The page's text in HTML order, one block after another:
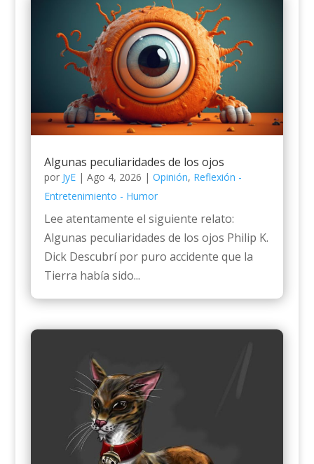
Algunas peculiaridades de los ojos
por JyE| Ago 4, 2026 | Opinión, Reflexión -
Entretenimiento - Humor
Lee atentamente el siguiente relato:
Algunas peculiaridades de los ojos Philip K.
Dick Descubrí por puro accidente que la
Tierra había sido...